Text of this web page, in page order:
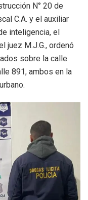
N° 20 de
C.A. y el auxiliar
inteligencia, el
juez M.J.G., ordenó
sobre la calle
891, ambos en la